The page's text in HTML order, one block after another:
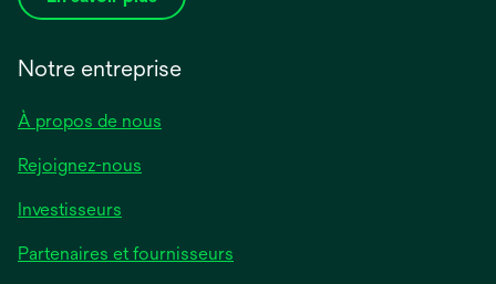
Notre entreprise
À propos de nous
Rejoignez-nous
Investisseurs
Partenaires et fournisseurs